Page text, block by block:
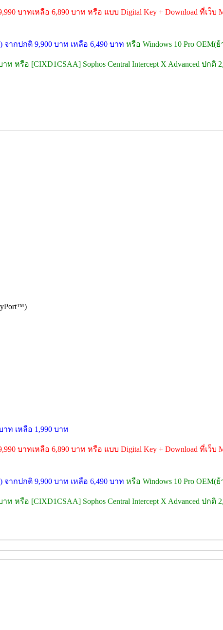
บาทเหลือ 6,890 บาท หรือ แบบ Digital Key + Download ที่เว็บ
จากปกติ 9,900 บาท เหลือ 6,490 บาท หรือ Windows 10 Pro OEM(
ท หรือ [CIXD1CSAA] Sophos Central Intercept X Advanced ปก
าท เหลือ 1,990 บาท
บาทเหลือ 6,890 บาท หรือ แบบ Digital Key + Download ที่เว็บ
จากปกติ 9,900 บาท เหลือ 6,490 บาท หรือ Windows 10 Pro OEM(
ท หรือ [CIXD1CSAA] Sophos Central Intercept X Advanced ปก